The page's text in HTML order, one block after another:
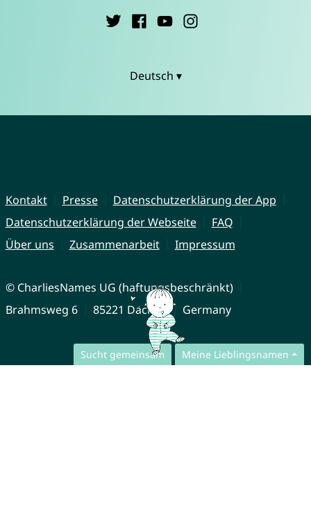
Sucht gemeinsam Meine Lieblingsnamen
Deutsch ▾
Kontakt Presse
Datenschutzerklärung der App
Datenschutzerklärung der Webseite
FAQ
Über uns
Zusammenarbeit Impressum
© CharliesNames UG (haftungsbeschränkt)
Brahmsweg 6
85221 Dachau Germany